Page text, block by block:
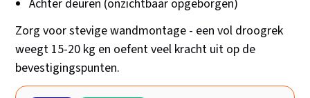
Achter deuren (onzichtbaar opgeborgen)
Zorg voor stevige wandmontage - een vol droogrek
weegt 15-20 kg en oefent veel kracht uit op de
bevestigingspunten.